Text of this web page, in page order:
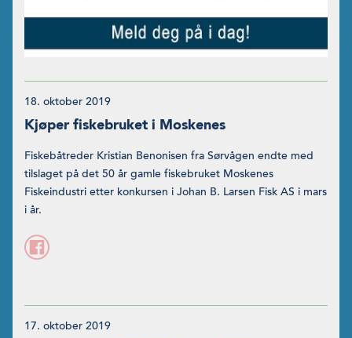
18. oktober 2019
Kjøper fiskebruket i Moskenes
Fiskebåtreder Kristian Benonisen fra Sørvågen endte med
tilslaget på det 50 år gamle fiskebruket Moskenes
Fiskeindustri etter konkursen i Johan B. Larsen Fisk AS i mars
i år.
17. oktober 2019